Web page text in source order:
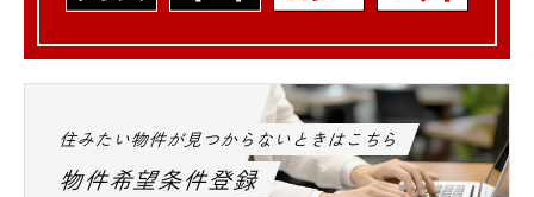
住みたい物件が見つからないときはこちら
物件希望条件登録